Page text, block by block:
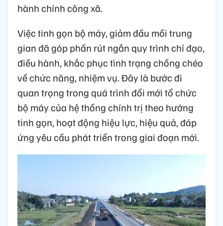
hành chính công xã.
Việc tinh gọn bộ máy, giảm đầu mối trung
gian đã góp phần rút ngắn quy trình chỉ đạo,
điều hành, khắc phục tình trạng chồng chéo
về chức năng, nhiệm vụ. Đây là bước đi
quan trọng trong quá trình đổi mới tổ chức
bộ máy của hệ thống chính trị theo hướng
tinh gọn, hoạt động hiệu lực, hiệu quả, đáp
ứng yêu cầu phát triển trong giai đoạn mới.